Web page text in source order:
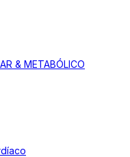
& METABÓLICO